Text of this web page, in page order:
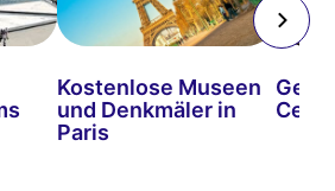
Kostenlose Museen
und Denkmäler in
Paris